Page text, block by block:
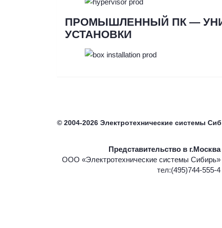
ПРОМЫШЛЕННЫЙ ПК —
УСТАНОВКИ
© 2004-2026 Электротехнические системы
Представительство в г.Москва
ООО «Электротехнические системы Сибирь»
тел:(495)744-555-4